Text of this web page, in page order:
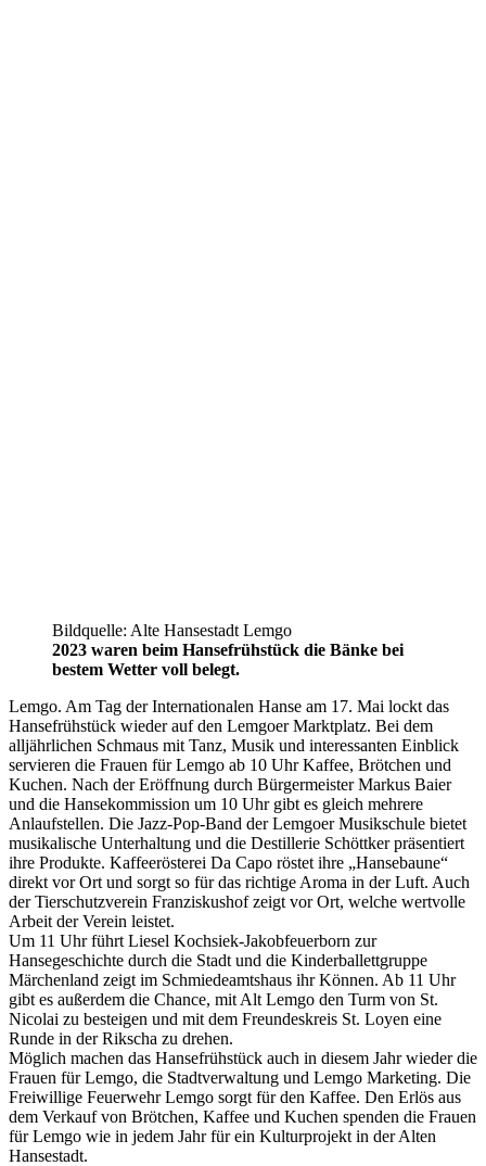
Bildquelle: Alte Hansestadt Lemgo
2023 waren beim Hansefrühstück die Bänke bei
bestem Wetter voll belegt.
Lemgo. Am Tag der Internationalen Hanse am 17. Mai lockt das
Hansefrühstück wieder auf den Lemgoer Marktplatz. Bei dem
alljährlichen Schmaus mit Tanz, Musik und interessanten Einblick
servieren die Frauen für Lemgo ab 10 Uhr Kaffee, Brötchen und
Kuchen. Nach der Eröffnung durch Bürgermeister Markus Baier
und die Hansekommission um 10 Uhr gibt es gleich mehrere
Anlaufstellen. Die Jazz-Pop-Band der Lemgoer Musikschule bietet
musikalische Unterhaltung und die Destillerie Schöttker präsentiert
ihre Produkte. Kaffeerösterei Da Capo röstet ihre „Hansebaune“
direkt vor Ort und sorgt so für das richtige Aroma in der Luft. Auch
der Tierschutzverein Franziskushof zeigt vor Ort, welche wertvolle
Arbeit der Verein leistet.
Um 11 Uhr führt Liesel Kochsiek-Jakobfeuerborn zur
Hansegeschichte durch die Stadt und die Kinderballettgruppe
Märchenland zeigt im Schmiedeamtshaus ihr Können. Ab 11 Uhr
gibt es außerdem die Chance, mit Alt Lemgo den Turm von St.
Nicolai zu besteigen und mit dem Freundeskreis St. Loyen eine
Runde in der Rikscha zu drehen.
Möglich machen das Hansefrühstück auch in diesem Jahr wieder die
Frauen für Lemgo, die Stadtverwaltung und Lemgo Marketing. Die
Freiwillige Feuerwehr Lemgo sorgt für den Kaffee. Den Erlös aus
dem Verkauf von Brötchen, Kaffee und Kuchen spenden die Frauen
für Lemgo wie in jedem Jahr für ein Kulturprojekt in der Alten
Hansestadt.